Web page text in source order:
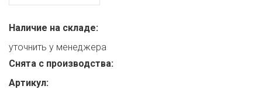
Наличие на складе:
уточнить у менеджера
Снята с производства:
Артикул: